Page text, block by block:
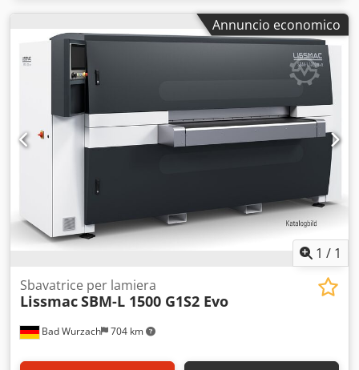
Annuncio economico
1 / 1
Bad Wurzach 704 km
Sbavatrice per lamiera
LissmacSBM-L 1500 G1S2 Evo